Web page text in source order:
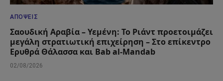
ΑΠΌΨΕΙΣ
Σαουδική Αραβία – Υεμένη: Το Ριάντ προετοιμάζει
μεγάλη στρατιωτική επιχείρηση – Στο επίκεντρο
Ερυθρά Θάλασσα και Bab al-Mandab
02/08/2026